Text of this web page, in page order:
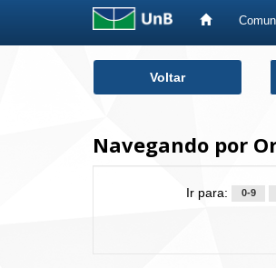
Voltar
Navegando por
Ir para: 0-9